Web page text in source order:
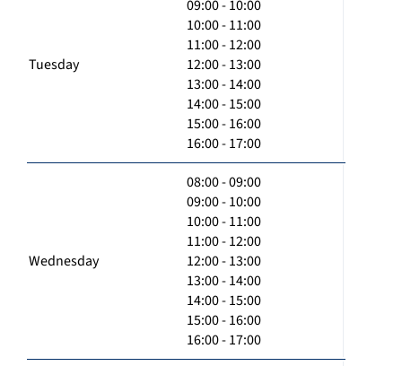
Tuesday
09:00 - 10:00
10:00 - 11:00
11:00 - 12:00
12:00 - 13:00
13:00 - 14:00
14:00 - 15:00
15:00 - 16:00
16:00 - 17:00
Wednesday
08:00 - 09:00
09:00 - 10:00
10:00 - 11:00
11:00 - 12:00
12:00 - 13:00
13:00 - 14:00
14:00 - 15:00
15:00 - 16:00
16:00 - 17:00